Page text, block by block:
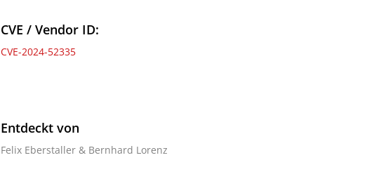
CVE / Vendor ID:
CVE-2024-52335
Entdeckt von
Felix Eberstaller & Bernhard Lorenz